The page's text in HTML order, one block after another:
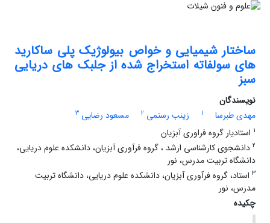
ساختار شیمیایی و خواص بیولوژیک پلی ساکارید
های سولفاته استخراج شده از جلبک های دریایی
سبز
نویسندگان
مهدی طبرسا
1 زینب رستمی 2 مسعود رضایی 3
1 استادیار گروه فراوری آبزیان
2 دانشجوی کارشناسی ارشد ، گروه فرآوری آبزیان، دانشکده علوم دریایی،
دانشگاه تربیت مدرس، نور
3 استاد، گروه فرآوری آبزیان، دانشکده علوم دریایی، دانشگاه تربیت
مدرس، نور
چکیده